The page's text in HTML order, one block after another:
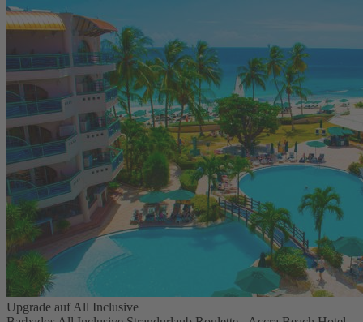
Upgrade auf All Inclusive